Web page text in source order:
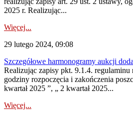
2025 r. Realizując...
Więcej...
29 lutego 2024, 09:08
Szczegółowe harmonogramy aukcji
Realizując zapisy pkt. 9.1.4.
godziny rozpoczęcia i zakończenia
kwartał 2025 ”, „ 2 kwartał 2025...
Więcej...